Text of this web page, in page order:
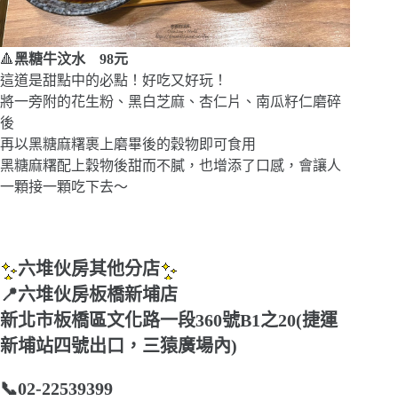
🔺黑糖牛汶水 98元
這道是甜點中的必點！好吃又好玩！
將一旁附的花生粉、黑白芝麻、杏仁片、南瓜籽仁磨碎
後
再以黑糖麻糬裹上磨畢後的穀物即可食用
黑糖麻糬配上穀物後甜而不膩，也增添了口感，會讓人
一顆接一顆吃下去～
六堆伙房其他分店
📍六堆伙房板橋新埔店
新北市板橋區文化路一段360號B1之20(捷運
新埔站四號出口，三猿廣場內)
📞02-22539399